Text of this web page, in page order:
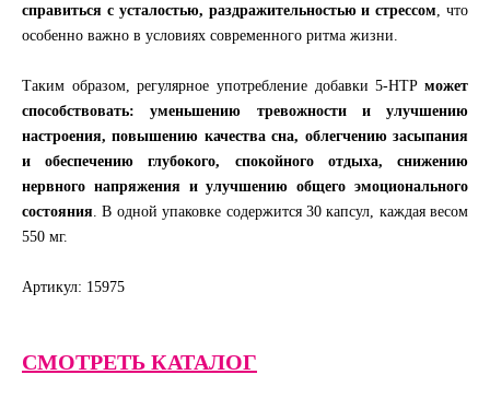
справиться с усталостью, раздражительностью и стрессом , что
особенно важно в условиях современного ритма жизни.
Таким образом, регулярное употребление добавки 5-HTP может
способствовать: уменьшению тревожности и улучшению
настроения, повышению качества сна, облегчению засыпания
и обеспечению глубокого, спокойного отдыха, снижению
нервного напряжения и улучшению общего эмоционального
состояния . В одной упаковке содержится 30 капсул, каждая весом
550 мг.
Артикул: 15975
СМОТРЕТЬ КАТАЛОГ